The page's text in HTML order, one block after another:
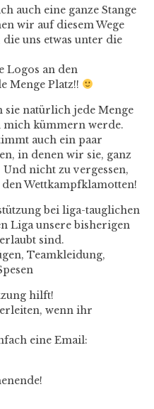
auch eine ganze Stange
wir auf diesem Wege
uns etwas unter die
Logos an den
Menge Platz!!
sie natürlich jede Menge
kümmern werde.
auch ein paar
in denen wir sie, ganz
nicht zu vergessen,
Wettkampfklamotten!
bei liga-tauglichen
Liga unsere bisherigen
sind.
Teamkleidung,
hilft!
wenn ihr
eine Email: